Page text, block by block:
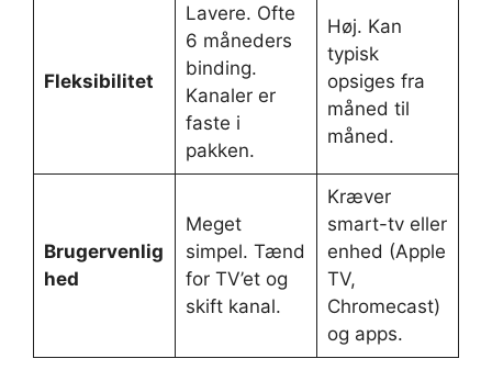
Fleksibilitet
Lavere. Ofte
6 måneders
binding.
Kanaler er
faste i
pakken.
Høj. Kan
typisk
opsiges fra
måned til
måned.
Brugervenlig
hed
Meget
simpel. Tænd
for TV’et og
skift kanal.
Kræver
smart-tv eller
enhed (Apple
TV,
Chromecast)
og apps.